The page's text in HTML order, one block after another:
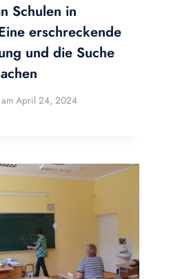
Schulen in
erschreckende
und die Suche
April 24, 2024